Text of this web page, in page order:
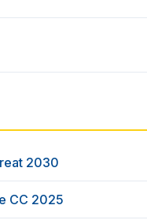
2030
CC 2025